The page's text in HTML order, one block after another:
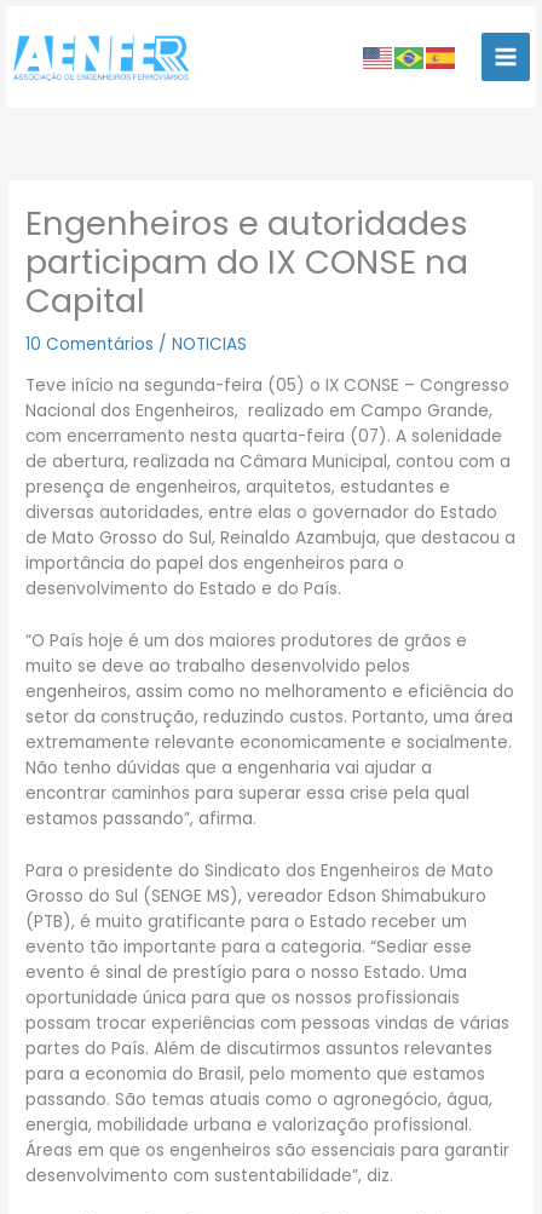
para
conteúdo
Engenheiros e autoridades
participam do IX CONSE na
Capital
10 Comentários /NOTICIAS
Teve início na segunda-feira (05) o IX CONSE – Congresso
Nacional dos Engenheiros, realizado em Campo Grande,
com encerramento nesta quarta-feira (07). A solenidade
de abertura, realizada na Câmara Municipal, contou com a
presença de engenheiros, arquitetos, estudantes e
diversas autoridades, entre elas o governador do Estado
de Mato Grosso do Sul, Reinaldo Azambuja, que destacou a
importância do papel dos engenheiros para o
desenvolvimento do Estado e do País.
“O País hoje é um dos maiores produtores de grãos e
muito se deve ao trabalho desenvolvido pelos
engenheiros, assim como no melhoramento e eficiência do
setor da construção, reduzindo custos. Portanto, uma área
extremamente relevante economicamente e socialmente.
Não tenho dúvidas que a engenharia vai ajudar a
encontrar caminhos para superar essa crise pela qual
estamos passando”, afirma.
Para o presidente do Sindicato dos Engenheiros de Mato
Grosso do Sul (SENGE MS), vereador Edson Shimabukuro
(PTB), é muito gratificante para o Estado receber um
evento tão importante para a categoria. “Sediar esse
evento é sinal de prestígio para o nosso Estado. Uma
oportunidade única para que os nossos profissionais
possam trocar experiências com pessoas vindas de várias
partes do País. Além de discutirmos assuntos relevantes
para a economia do Brasil, pelo momento que estamos
passando. São temas atuais como o agronegócio, água,
energia, mobilidade urbana e valorização profissional.
Áreas em que os engenheiros são essenciais para garantir
desenvolvimento com sustentabilidade”, diz.